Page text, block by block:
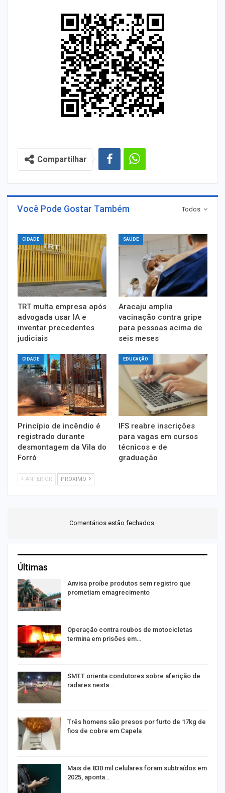
Compartilhar
Todos
Você Pode Gostar Também
CIDADE
TRT multa empresa após
advogada usar IA e
inventar precedentes
judiciais
SAÚDE
Aracaju amplia
vacinação contra gripe
para pessoas acima de
seis meses
CIDADE
Princípio de incêndio é
registrado durante
desmontagem da Vila do
Forró
EDUCAÇÃO
IFS reabre inscrições
para vagas em cursos
técnicos e de
graduação
ANTERIOR PRÓXIMO
Comentários estão fechados.
Últimas
Anvisa proíbe produtos sem registro que
prometiam emagrecimento
Operação contra roubos de motocicletas
termina em prisões em…
SMTT orienta condutores sobre aferição de
radares nesta…
Três homens são presos por furto de 17kg de
fios de cobre em Capela
Mais de 830 mil celulares foram subtraídos em
2025, aponta…